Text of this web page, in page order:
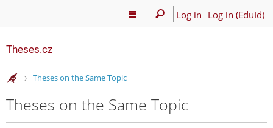
Log in Log in (EduId)
Theses.cz
>
Theses on the Same Topic
Theses on the Same Topic